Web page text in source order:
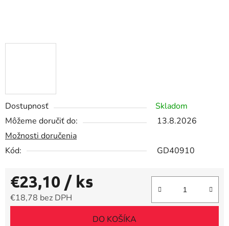
Dostupnosť
Skladom
Môžeme doručiť do:
13.8.2026
Možnosti doručenia
Kód:
GD40910
€23,10 / ks
€18,78 bez DPH
DO KOŠÍKA